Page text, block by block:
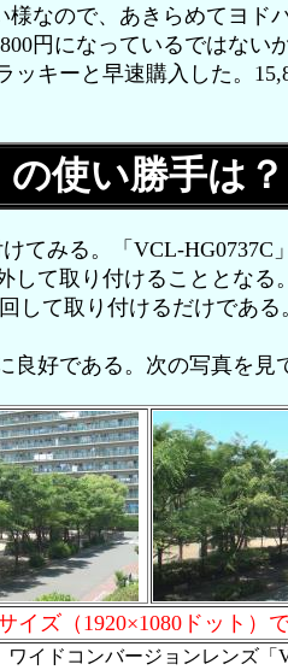
様なので、あきらめてヨド
円になっているではない
キーと早速購入した。
の使い勝手は？
てみる。「VCL-HG0737C
して取り付けることとなる
して取り付けるだけであ
好である。次の写真を見
ズ（1920×1080ドット）
ワイドコンバージョンレンズ「